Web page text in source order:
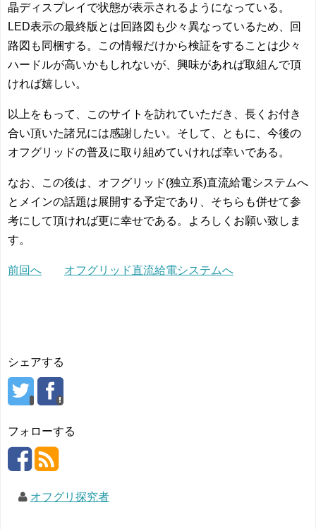
晶ディスプレイで状態が表示されるようになっている。
LED表示の最終版とは回路図も少々異なっているため、回
路図も同梱する。この情報だけから検証をすることは少々
ハードルが高いかもしれないが、興味があれば取組んで頂
ければ嬉しい。
以上をもって、このサイトを訪れていただき、長くお付き
合い頂いた諸兄には感謝したい。そして、ともに、今後の
オフグリッドの普及に取り組めていければ幸いである。
なお、この後は、オフグリッド(独立系)直流給電システムへ
とメインの話題は展開する予定であり、そちらも併せて参
考にして頂ければ更に幸せである。よろしくお願い致しま
す。
前回へ オフグリッド直流給電システムへ
シェアする
フォローする
オフグリ探究者